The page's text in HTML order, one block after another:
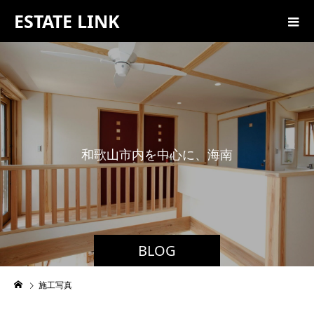
ESTATE LINK
BLOG
歌山市内を中心に、海 南市・
施工写真